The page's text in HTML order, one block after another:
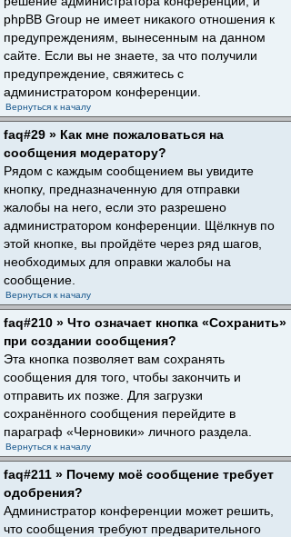
phpBB Group не имеет никакого отношения к
предупреждениям, вынесенным на данном
сайте. Если вы не знаете, за что получили
предупреждение, свяжитесь с
администратором конференции.
Вернуться к началу
faq#29 » Как мне пожаловаться на
сообщения модератору?
Рядом с каждым сообщением вы увидите
кнопку, предназначенную для отправки
жалобы на него, если это разрешено
администратором конференции. Щёлкнув по
этой кнопке, вы пройдёте через ряд шагов,
необходимых для оправки жалобы на
сообщение.
Вернуться к началу
faq#210 » Что означает кнопка «Сохранить»
при создании сообщения?
Эта кнопка позволяет вам сохранять
сообщения для того, чтобы закончить и
отправить их позже. Для загрузки
сохранённого сообщения перейдите в
параграф «Черновики» личного раздела.
Вернуться к началу
faq#211 » Почему моё сообщение требует
одобрения?
Администратор конференции может решить,
что сообщения требуют предварительного